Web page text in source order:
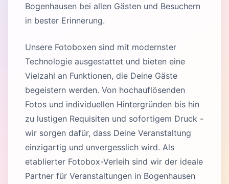
Bogenhausen bei allen Gästen und Besuchern
in bester Erinnerung.
Unsere Fotoboxen sind mit modernster
Technologie ausgestattet und bieten eine
Vielzahl an Funktionen, die Deine Gäste
begeistern werden. Von hochauflösenden
Fotos und individuellen Hintergründen bis hin
zu lustigen Requisiten und sofortigem Druck -
wir sorgen dafür, dass Deine Veranstaltung
einzigartig und unvergesslich wird. Als
etablierter Fotobox-Verleih sind wir der ideale
Partner für Veranstaltungen in Bogenhausen